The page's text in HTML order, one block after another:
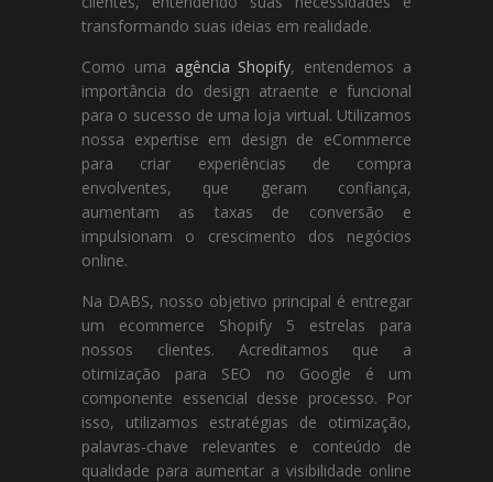
transformando suas ideias em realidade.
Como uma agência Shopify, entendemos a
importância do design atraente e funcional
para o sucesso de uma loja virtual. Utilizamos
nossa expertise em design de eCommerce
para criar experiências de compra
envolventes, que geram confiança,
aumentam as taxas de conversão e
impulsionam o crescimento dos negócios
online.
Na DABS, nosso objetivo principal é entregar
um ecommerce Shopify 5 estrelas para
nossos clientes. Acreditamos que a
otimização para SEO no Google é um
componente essencial desse processo. Por
isso, utilizamos estratégias de otimização,
palavras-chave relevantes e conteúdo de
qualidade para aumentar a visibilidade online